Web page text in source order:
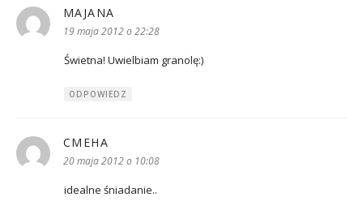
MAJANA
19 maja 2012 o 22:28
Świetna! Uwielbiam granolę:)
ODPOWIEDZ
CMEHA
20 maja 2012 o 10:08
idealne śniadanie..